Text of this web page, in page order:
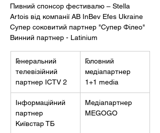
Пивний спонсор фестивалю – Stella
Artois від компанії AB InBev Efes Ukraine
Супер соковитий партнер "Супер Філео"
Винний партнер - Latinium
Генеральний
телевізійний
партнер ICTV 2
Головний
медіапартнер
1+1 media
Інформаційний
партнер
Київстар ТБ
Медіапартнер
MEGOGO